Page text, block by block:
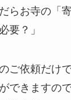
らお寺の「
要？」
ご依頼だけ
できますの